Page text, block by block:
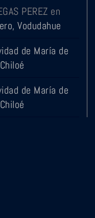
PEREZ en
Vodudahue
de María de
de María de